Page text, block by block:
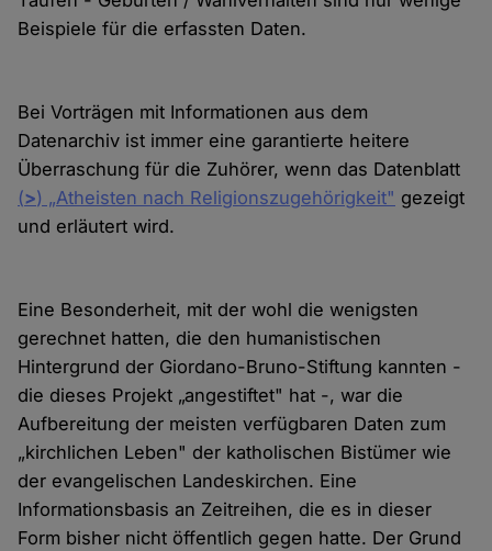
Beispiele für die erfassten Daten.
Bei Vorträgen mit Informationen aus dem
Datenarchiv ist immer eine garantierte heitere
Überraschung für die Zuhörer, wenn das Datenblatt
(>) „Atheisten nach Religionszugehörigkeit" gezeigt
und erläutert wird.
Eine Besonderheit, mit der wohl die wenigsten
gerechnet hatten, die den humanistischen
Hintergrund der Giordano-Bruno-Stiftung kannten -
die dieses Projekt „angestiftet" hat -, war die
Aufbereitung der meisten verfügbaren Daten zum
„kirchlichen Leben" der katholischen Bistümer wie
der evangelischen Landeskirchen. Eine
Informationsbasis an Zeitreihen, die es in dieser
Form bisher nicht öffentlich gegen hatte. Der Grund